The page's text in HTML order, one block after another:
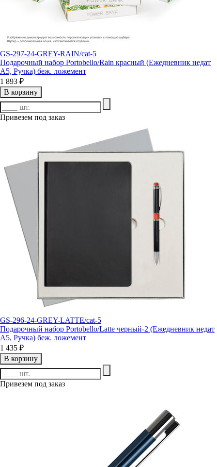
GS-297-24-GREY-RAIN/cat-5
Подарочный набор Portobello/Rain красный (Ежедневник недат
А5, Ручка) беж. ложемент
1 893 ₽
В корзину
Привезем под заказ
GS-296-24-GREY-LATTE/cat-5
Подарочный набор Portobello/Latte черный-2 (Ежедневник недат
А5, Ручка) беж. ложемент
1 435 ₽
В корзину
Привезем под заказ